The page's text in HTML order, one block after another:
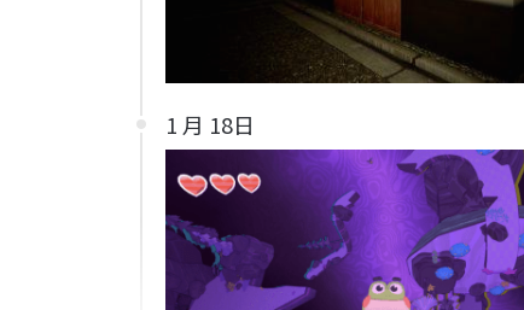
1 月 18日